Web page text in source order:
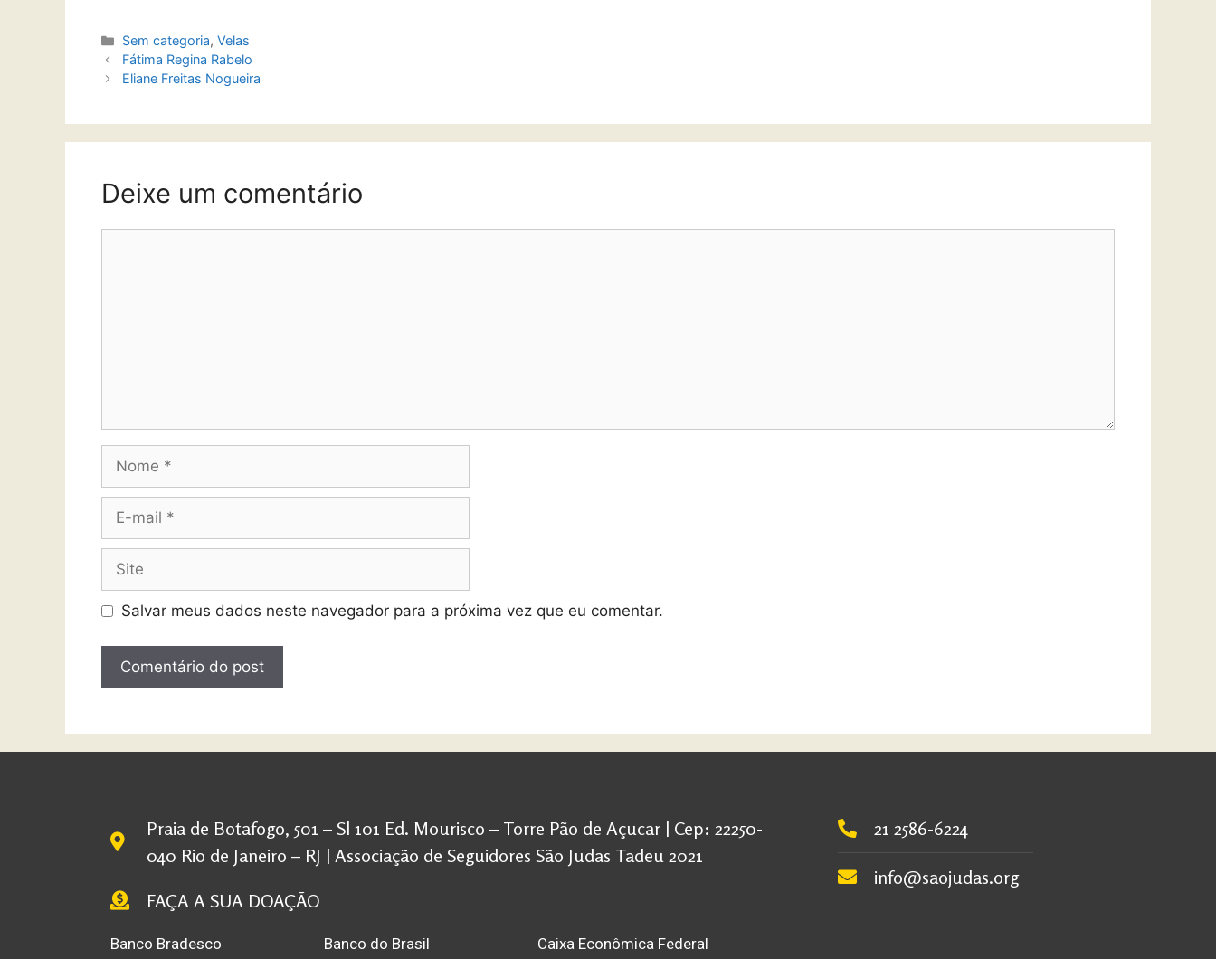
Sem categoria,Velas
Fátima Regina Rabelo
Eliane Freitas Nogueira
Deixe um comentário
Salvar meus dados neste navegador para a próxima vez que eu comentar.
Praia de Botafogo, 501 – Sl 101 Ed. Mourisco – Torre Pão de Açucar | Cep: 22250-
040 Rio de Janeiro – RJ | Associação de Seguidores São Judas Tadeu 2021
FAÇA A SUA DOAÇÃO
Banco Bradesco
Banco do Brasil
Caixa Econômica Federal
21 2586-6224
info@saojudas.org